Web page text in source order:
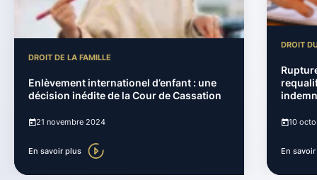
DROIT DE LA FAMILLE
Enlèvement internationel d’enfant : une
décision inédite de la Cour de Cassation
21 novembre 2024
En savoir plus
DROIT
10
En